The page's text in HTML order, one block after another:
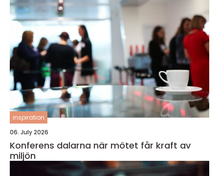
inspiration
06. July 2026
Konferens dalarna när mötet får kraft av
miljön